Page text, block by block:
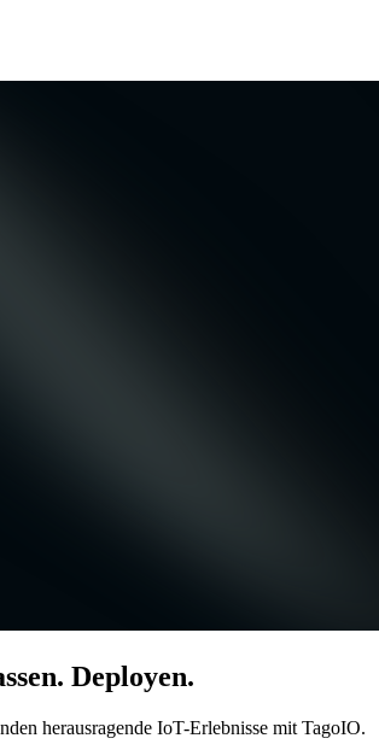
Deployen.
herausragende IoT-Erlebnisse mit TagoIO.